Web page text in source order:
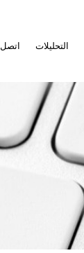
اتصل التحليلات